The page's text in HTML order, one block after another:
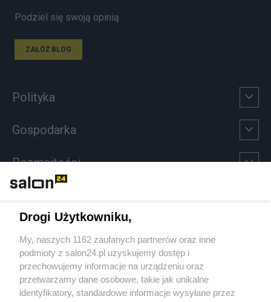
Podziel się swoją opinią
ZAŁÓŻ BLOG
Polityka
Gospodarka
Rozmaitości
Sport
Społeczeństwo
Kultura
Drogi Użytkowniku,
My, naszych 1162 zaufanych partnerów oraz inne
podmioty z salon24.pl uzyskujemy dostęp i
przechowujemy informacje na urządzeniu oraz
przetwarzamy dane osobowe, takie jak unikalne
identyfikatory, standardowe informacje wysyłane przez